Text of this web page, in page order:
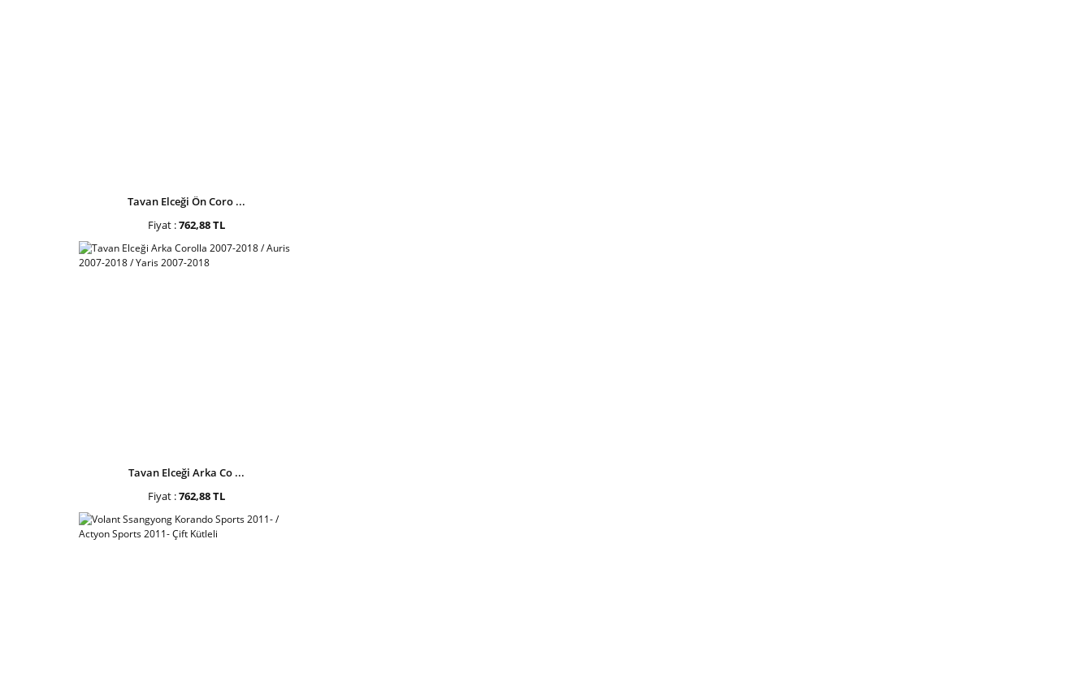
Tavan Elceği Ön Coro ...
Fiyat :762,88 TL
Tavan Elceği Arka Co ...
Fiyat :762,88 TL